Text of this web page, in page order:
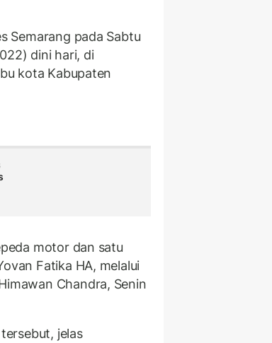
Semarang pada Sabtu
dini hari, di
kota Kabupaten
motor dan satu
Fatika HA, melalui
Chandra, Senin
jelas